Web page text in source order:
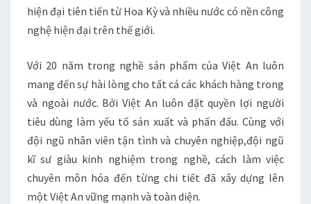
hiện đại tiên tiến từ Hoa Kỳ và nhiều nước có nền công
nghệ hiện đại trên thế giới.
Với 20 năm trong nghề sản phẩm của Việt An luôn
mang đến sự hài lòng cho tất cả các khách hàng trong
và ngoài nước. Bởi Việt An luôn đặt quyền lợi người
tiêu dùng làm yếu tố sản xuất và phấn đấu. Cùng với
đội ngũ nhân viên tận tình và chuyên nghiệp,đội ngũ
kĩ sư giàu kinh nghiệm trong nghề, cách làm việc
chuyên môn hóa đến từng chi tiết đã xây dựng lên
một Việt An vững mạnh và toàn diện.